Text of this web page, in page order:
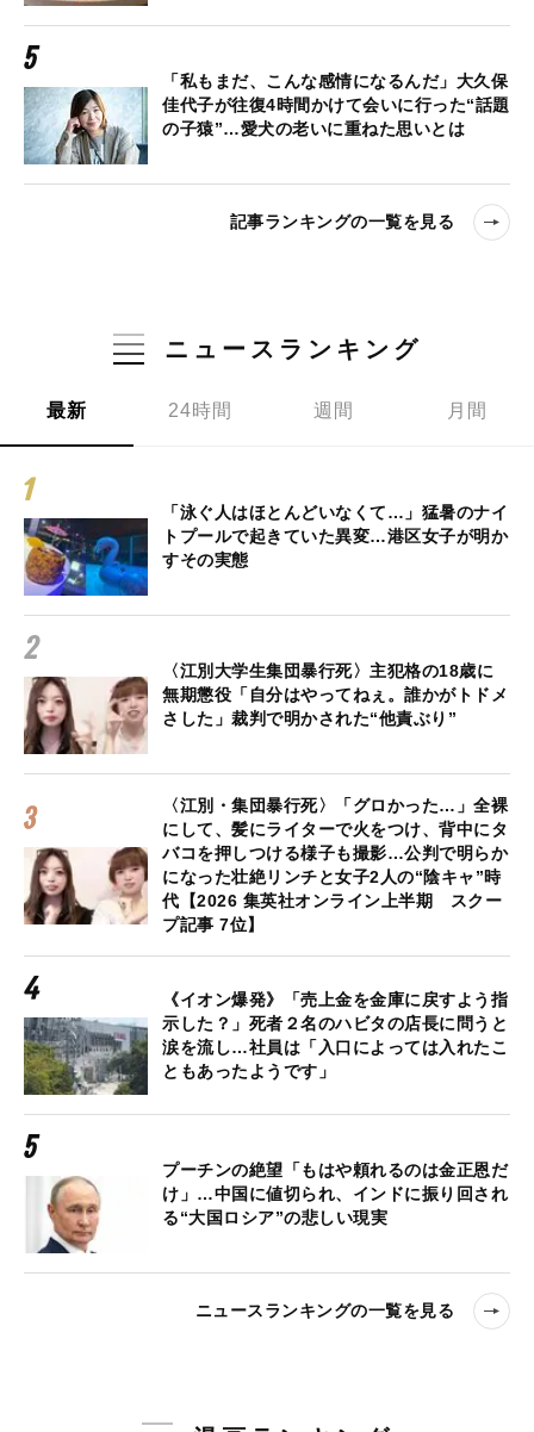
「私もまだ、こんな感情になるんだ」大久保
佳代子が往復4時間かけて会いに行った“話題
の子猿”…愛犬の老いに重ねた思いとは
記事ランキングの一覧を見る
ニュースランキング
最新 24時間 週間 月間
「泳ぐ人はほとんどいなくて…」猛暑のナイ
トプールで起きていた異変…港区女子が明か
すその実態
〈江別大学生集団暴行死〉主犯格の18歳に
無期懲役「自分はやってねぇ。誰かがトドメ
さした」裁判で明かされた“他責ぶり”
〈江別・集団暴行死〉「グロかった…」全裸
にして、髪にライターで火をつけ、背中にタ
バコを押しつける様子も撮影…公判で明らか
になった壮絶リンチと女子2人の“陰キャ”時
代【2026 集英社オンライン上半期 スクー
プ記事 7位】
《イオン爆発》「売上金を金庫に戻すよう指
示した？」死者２名のハビタの店長に問うと
涙を流し…社員は「入口によっては入れたこ
ともあったようです」
プーチンの絶望「もはや頼れるのは金正恩だ
け」…中国に値切られ、インドに振り回され
る“大国ロシア”の悲しい現実
ニュースランキングの一覧を見る